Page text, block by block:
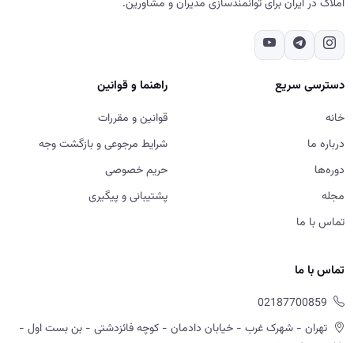
املاک در ایران برای توانمندسازی مدیران و مشاورین.
دسترسی سریع
خانه
درباره ما
دوره‌ها
مجله
تماس با ما
راهنما و قوانین
قوانین و مقررات
شرایط مرجوعی و بازگشت وجه
حریم خصوصی
پشتیبانی و پیگیری
تماس با ما
02187700859
تهران - شهرک غرب - خیابان دادمان - کوچه فائزدشتی - بن بست اول -